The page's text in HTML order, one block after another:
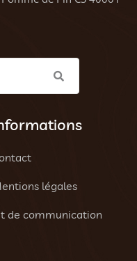
légales
de communication